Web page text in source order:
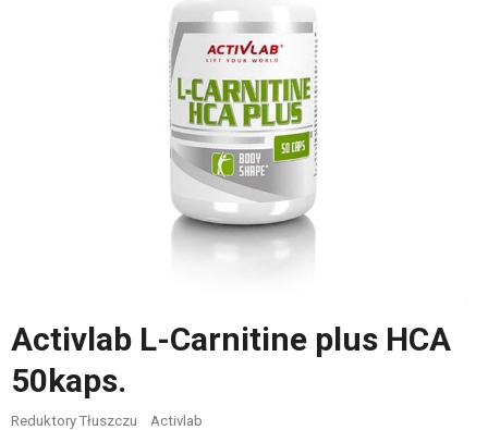
Activlab L-Carnitine plus HCA
50kaps.
Reduktory Tłuszczu Activlab